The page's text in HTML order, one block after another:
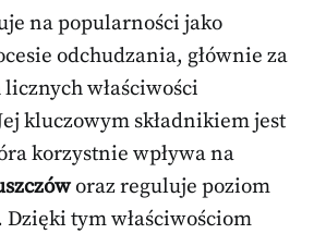
na popularności jako
odchudzania, głównie za
właściwości
kluczowym składnikiem jest
korzystnie wpływa na
oraz reguluje poziom
Dzięki tym właściwościom